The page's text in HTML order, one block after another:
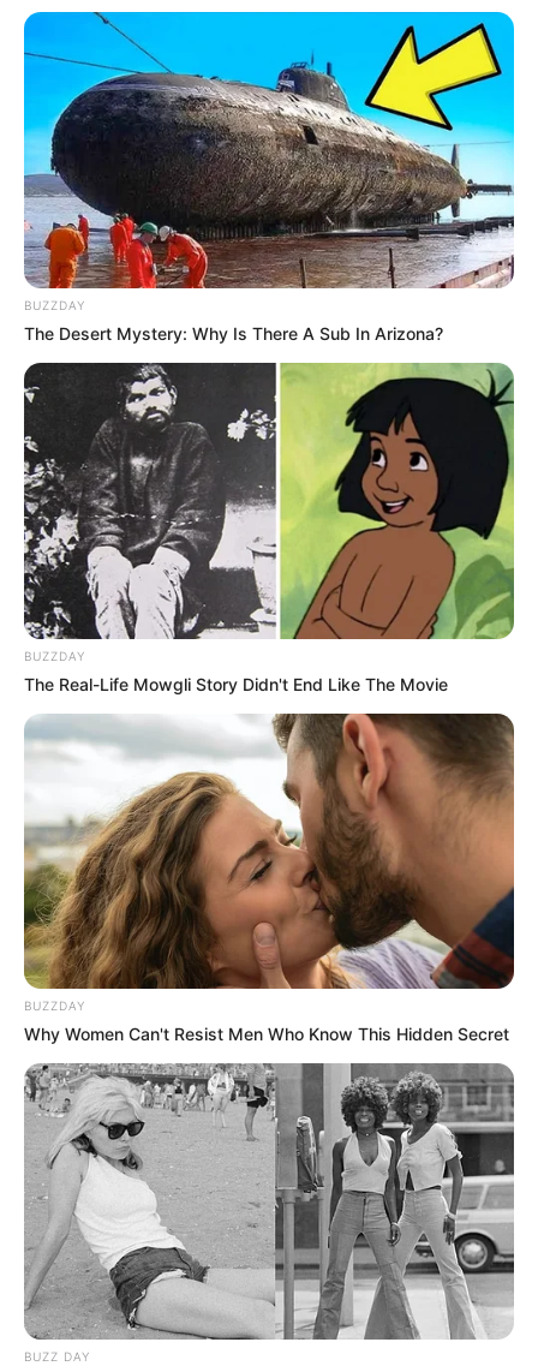
BUZZDAY
The Desert Mystery: Why Is There A Sub In Arizona?
BUZZDAY
The Real-Life Mowgli Story Didn't End Like The Movie
BUZZDAY
Why Women Can't Resist Men Who Know This Hidden Secret
BUZZ DAY